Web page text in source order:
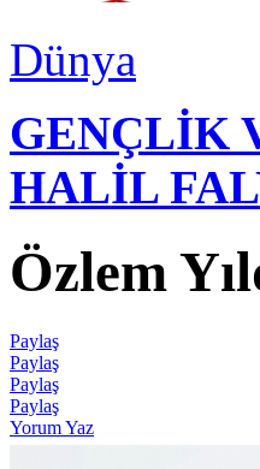
Dünya
GENÇLİK
HALİL
Özlem
Paylaş
Paylaş
Paylaş
Paylaş
Yorum Yaz